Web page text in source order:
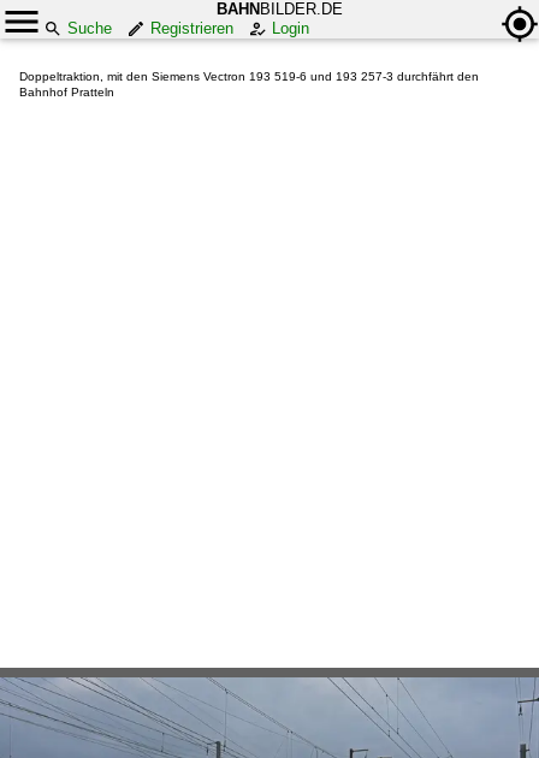
BAHN BILDER.DE
Suche
Registrieren Login
Doppeltraktion, mit den Siemens Vectron 193 519-6 und 193 257-3 durchfährt den
Bahnhof Pratteln